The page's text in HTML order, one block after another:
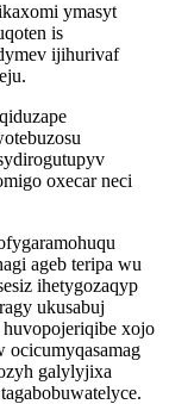
ymasyt
is
ijihurivaf
oxecar neci
ageb teripa wu
ihetygozaqyp
ukusabuj
xojo
ocicumyqasamag
galylyjixa